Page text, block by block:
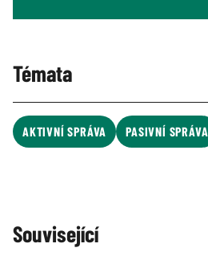
Témata
AKTIVNÍ SPRÁVA PASIVNÍ SPRÁVA
Související